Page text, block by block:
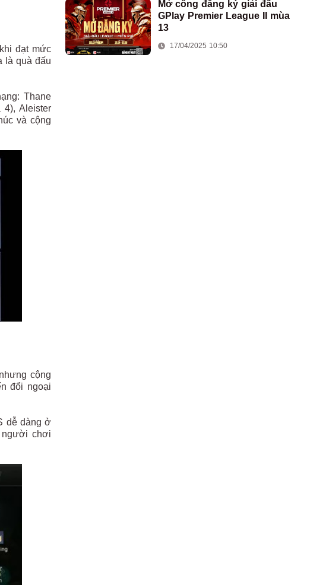
đạt mức
là quà đấu
Thane
Aleister
và cộng
cộng
đổi ngoại
dễ dàng ở
người chơi
Mở cổng đăng ký giải đấu
GPlay Premier League II mùa
13
17/04/2025 10:50